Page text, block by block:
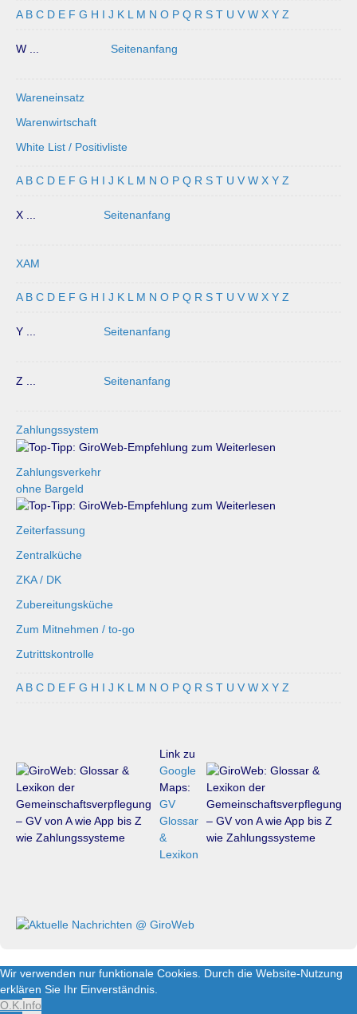
A B C D E F G H I J K L M N O P Q R S T U V W X Y Z
W ... Seitenanfang
Wareneinsatz
Warenwirtschaft
White List / Positivliste
A B C D E F G H I J K L M N O P Q R S T U V W X Y Z
X ... Seitenanfang
XAM
A B C D E F G H I J K L M N O P Q R S T U V W X Y Z
Y ... Seitenanfang
Z ... Seitenanfang
Zahlungssystem
Zahlungsverkehr
ohne Bargeld
Zeiterfassung
Zentralküche
ZKA / DK
Zubereitungsküche
Zum Mitnehmen / to-go
Zutrittskontrolle
A B C D E F G H I J K L M N O P Q R S T U V W X Y Z
Link zu
Google
Maps:
GV
Glossar
&
Lexikon
GiroWeb-Sitemap
Wir verwenden nur funktionale Cookies. Durch die Website-Nutzung
erklären Sie Ihr Einverständnis.
O.K. Info